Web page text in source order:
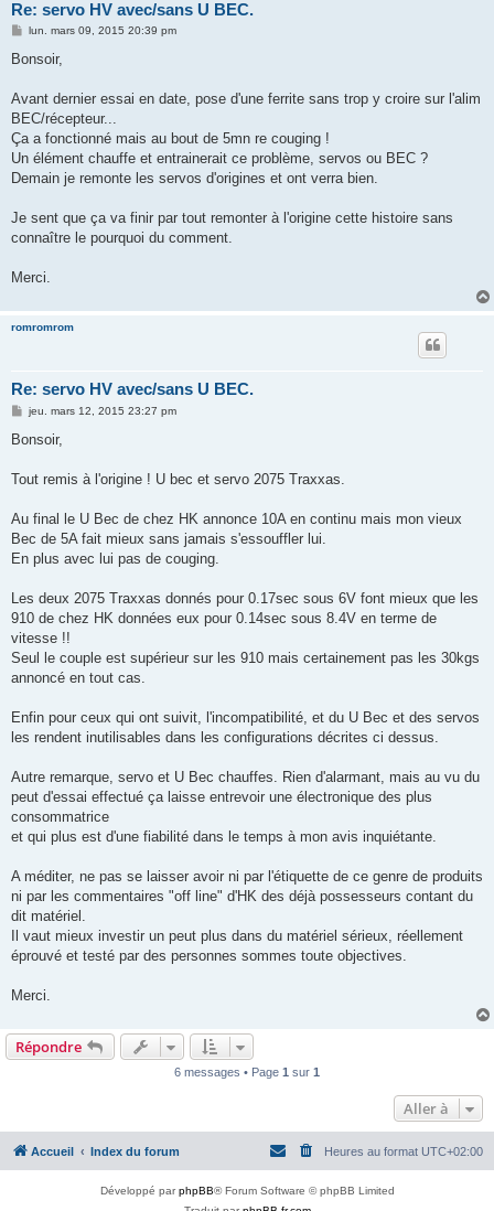
Re: servo HV avec/sans U BEC.
M
s
g
lun. mars 09, 2015 20:39 pm
Bonsoir,
Avant dernier essai en date, pose d'une ferrite sans trop y croire sur l'alim
BEC/récepteur...
Ça a fonctionné mais au bout de 5mn re couging !
Un élément chauffe et entrainerait ce problème, servos ou BEC ?
Demain je remonte les servos d'origines et ont verra bien.
Je sent que ça va finir par tout remonter à l'origine cette histoire sans
connaître le pourquoi du comment.
Merci.
romromrom
Re: servo HV avec/sans U BEC.
M
s
g
jeu. mars 12, 2015 23:27 pm
Bonsoir,
Tout remis à l'origine ! U bec et servo 2075 Traxxas.
Au final le U Bec de chez HK annonce 10A en continu mais mon vieux
Bec de 5A fait mieux sans jamais s'essouffler lui.
En plus avec lui pas de couging.
Les deux 2075 Traxxas donnés pour 0.17sec sous 6V font mieux que les
910 de chez HK données eux pour 0.14sec sous 8.4V en terme de
vitesse !!
Seul le couple est supérieur sur les 910 mais certainement pas les 30kgs
annoncé en tout cas.
Enfin pour ceux qui ont suivit, l'incompatibilité, et du U Bec et des servos
les rendent inutilisables dans les configurations décrites ci dessus.
Autre remarque, servo et U Bec chauffes. Rien d'alarmant, mais au vu du
peut d'essai effectué ça laisse entrevoir une électronique des plus
consommatrice
et qui plus est d'une fiabilité dans le temps à mon avis inquiétante.
A méditer, ne pas se laisser avoir ni par l'étiquette de ce genre de produits
ni par les commentaires "off line" d'HK des déjà possesseurs contant du
dit matériel.
Il vaut mieux investir un peut plus dans du matériel sérieux, réellement
éprouvé et testé par des personnes sommes toute objectives.
Merci.
Répondre
6 messages • Page 1 sur 1
Aller à
Accueil Index du forum Heures au format UTC+02:00
Développé parphpBB® Forum Software © phpBB Limited